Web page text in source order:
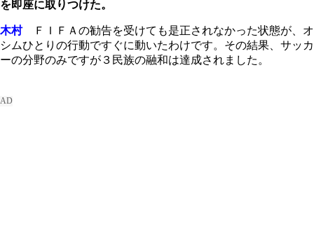
を即座に取りつけた。
木村ＦＩＦＡの勧告を受けても是正されなかった状態が、オ
シムひとりの行動ですぐに動いたわけです。その結果、サッカ
ーの分野のみですが３民族の融和は達成されました。